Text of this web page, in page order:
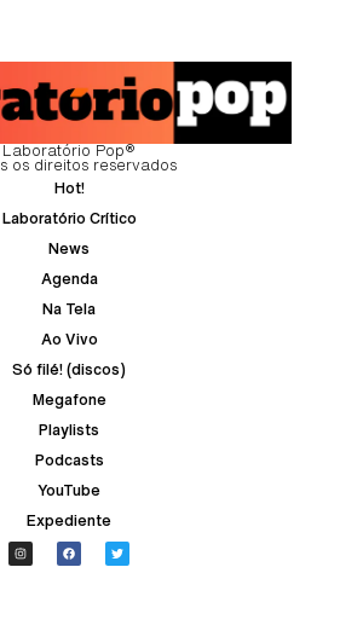
Laboratório Pop®
os direitos reservados
Hot!
Laboratório Crítico
News
Agenda
Na Tela
Ao Vivo
Só filé! (discos)
Megafone
Playlists
Podcasts
YouTube
Expediente